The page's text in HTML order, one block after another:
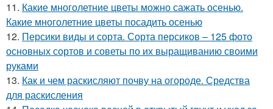
11. Какие многолетние цветы можно сажать осенью.
Какие многолетние цветы посадить осенью
12. Персики виды и сорта. Сорта персиков – 125 фото
основных сортов и советы по их выращиванию своими
руками
13. Как и чем раскисляют почву на огороде. Средства
для раскисления